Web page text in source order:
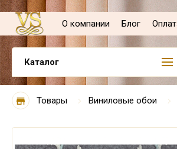
О компании Блог
Каталог
Товары Виниловые обои